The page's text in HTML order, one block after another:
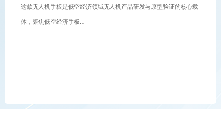
这款无人机手板是低空经济领域无人机产品研发与原型验证的核心载
体，聚焦低空经济手板…